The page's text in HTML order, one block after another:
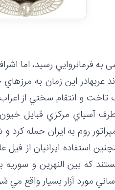
فرمانروايي رسيد، اما
اين زمان به
تاخت و انتقام سختي از
آسياي مركزي قبايل خيون
يوليانوس امپراتور روم به
استفاده ايرانيان از
كه بين النهرين و
مورد آزار بسيار واقع مي